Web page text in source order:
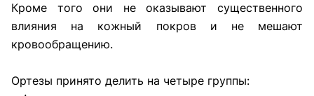
Кроме того они не оказывают существенного
влияния на кожный покров и не мешают
кровообращению.
Ортезы принято делить на четыре группы: